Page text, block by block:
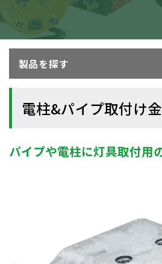
製品を探す
電柱&パイプ取付け
パイプや電柱に灯具取付用